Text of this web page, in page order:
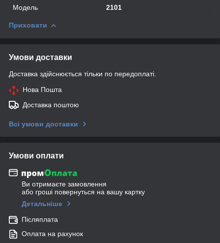
Модель
2101
Приховати
Умови доставки
Доставка здійснюється тільки по передоплаті.
Нова Пошта
Доставка поштою
Всі умови доставки
Умови оплати
Ви отримаєте замовлення
або гроші повернуться на вашу картку
Детальніше
Післяплата
Оплата на рахунок